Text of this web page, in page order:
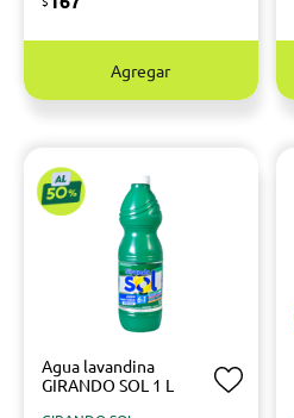
Agregar
Agua lavandina
GIRANDO SOL 1 L